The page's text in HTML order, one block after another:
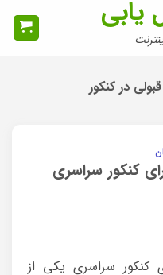
یابی
قبولی در کنکور
کنکور سراسری
سراسری یکی از